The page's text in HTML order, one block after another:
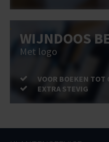
WIJNDOOS
Met logo
VOOR BOEKEN TOT
EXTRA STEVIG